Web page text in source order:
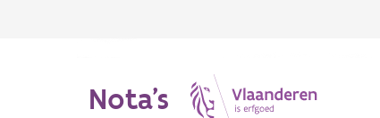
Nota's